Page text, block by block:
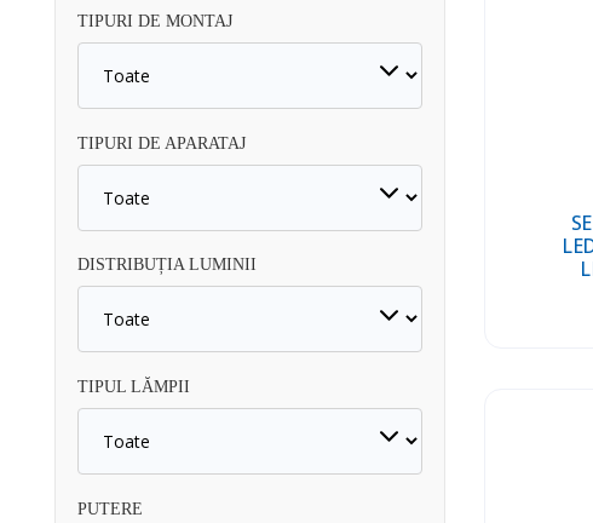
TIPURI DE MONTAJ
TIPURI DE APARATAJ
DISTRIBUȚIA LUMINII
TIPUL LĂMPII
PUTERE